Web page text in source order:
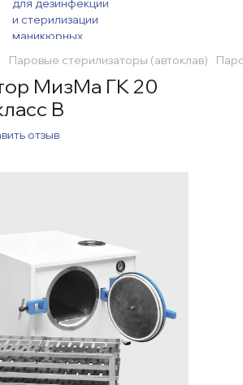
Паровые стерилизаторы (автоклав)
МизМа ГК 20
B
отзыв